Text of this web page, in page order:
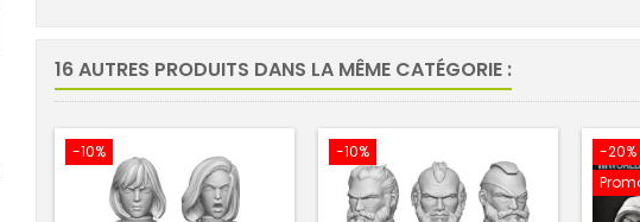
16 AUTRES PRODUITS DANS LA MÊME CATÉGORIE :
-10% -10%
-20%